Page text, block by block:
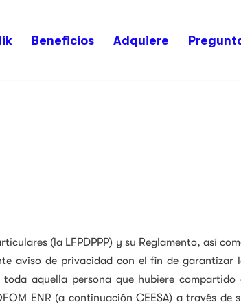
Beneficios Adquiere
(la LFPDPPP) y su Reglamento, así
aviso de privacidad con el fin de garantizar
aquella persona que hubiere compartido
ENR (a continuación CEESA) a través de